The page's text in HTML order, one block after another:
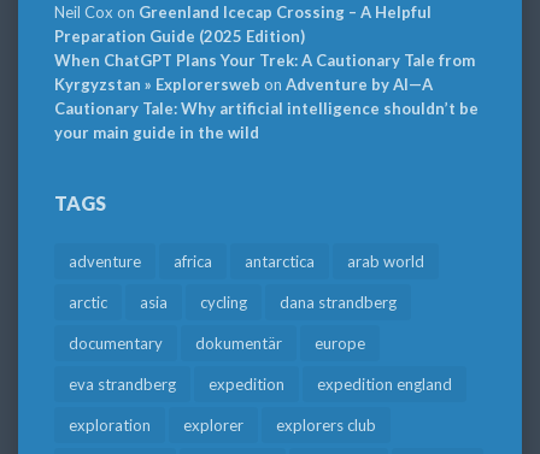
Neil Cox on Greenland Icecap Crossing – A Helpful
Preparation Guide (2025 Edition)
When ChatGPT Plans Your Trek: A Cautionary Tale from
Kyrgyzstan » Explorersweb on Adventure by AI—A
Cautionary Tale: Why artificial intelligence shouldn’t be
your main guide in the wild
TAGS
adventure africa antarctica arab world
arctic asia cycling dana strandberg
documentary dokumentär europe
eva strandberg expedition expedition england
exploration explorer explorers club